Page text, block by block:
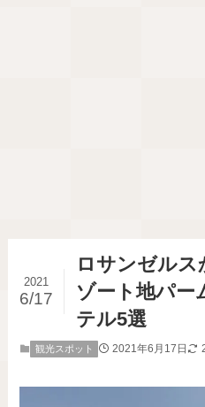
ロサンゼルス
ゾート地パー
テル5選
2021
6/17
観光スポット 2021年6月17日